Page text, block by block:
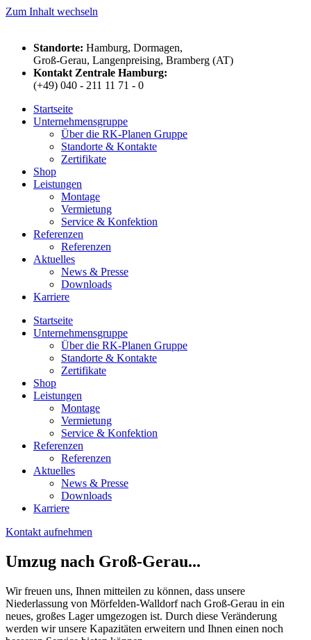
Zum Inhalt wechseln
Standorte: Hamburg, Dormagen,
Groß-Gerau, Langenpreising, Bramberg (AT)
Kontakt Zentrale Hamburg:
(+49) 040 - 211 11 71 - 0
Startseite
Unternehmensgruppe
Über die RK-Planen Gruppe
Standorte & Kontakte
Zertifikate
Shop
Leistungen
Montage
Vermietung
Service & Konfektion
Referenzen
Referenzen
Aktuelles
News & Presse
Downloads
Karriere
Startseite
Unternehmensgruppe
Über die RK-Planen Gruppe
Standorte & Kontakte
Zertifikate
Shop
Leistungen
Montage
Vermietung
Service & Konfektion
Referenzen
Referenzen
Aktuelles
News & Presse
Downloads
Karriere
Kontakt aufnehmen
Umzug nach Groß-Gerau...
Wir freuen uns, Ihnen mitteilen zu können, dass unsere
Niederlassung von Mörfelden-Walldorf nach Groß-Gerau in ein
neues, großes Lager umgezogen ist. Durch diese Veränderung
werden wir unsere Kapazitäten erweitern und Ihnen einen noch